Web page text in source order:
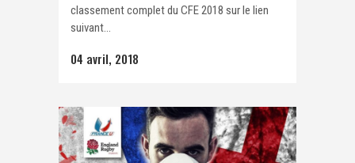
classement complet du CFE 2018 sur le lien
suivant...
04 avril, 2018